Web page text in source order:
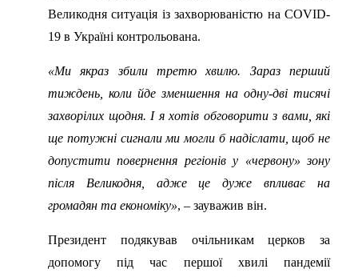
Великодня ситуація із захворюваністю на COVID-
19 в Україні контрольована.
«Ми якраз збили третю хвилю. Зараз перший
тиждень, коли йде зменшення на одну-дві тисячі
захворілих щодня. І я хотів обговорити з вами, які
ще потужні сигнали ми могли б надіслати, щоб не
допустити повернення регіонів у «червону» зону
після Великодня, адже це дуже впливає на
громадян та економіку», – зауважив він.
Президент подякував очільникам церков за
допомогу під час першої хвилі пандемії